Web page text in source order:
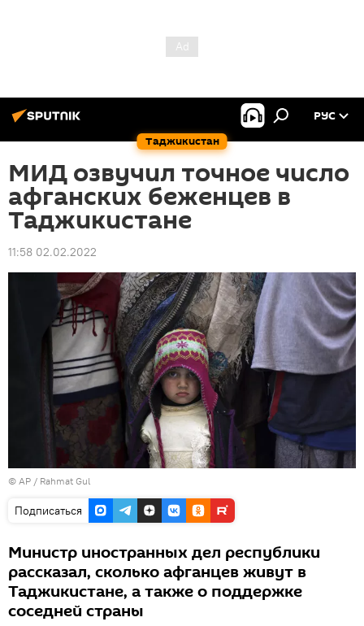
Таджикистан
РУС
МИД озвучил точное число
афганских беженцев в
Таджикистане
11:58 02.02.2022
© AP / Rahmat Gul
Подписаться
Министр иностранных дел республики
рассказал, сколько афганцев живут в
Таджикистане, а также о поддержке
соседней страны